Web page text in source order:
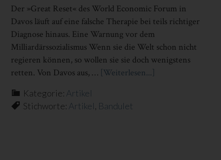
Der »Great Reset« des World Economic Forum in
Davos läuft auf eine falsche Therapie bei teils richtiger
Diagnose hinaus. Eine Warnung vor dem
Milliardärssozialismus Wenn sie die Welt schon nicht
regieren können, so wollen sie sie doch wenigstens
retten. Von Davos aus, … [Weiterlesen...]
Kategorie: Artikel
Stichworte: Artikel, Bandulet